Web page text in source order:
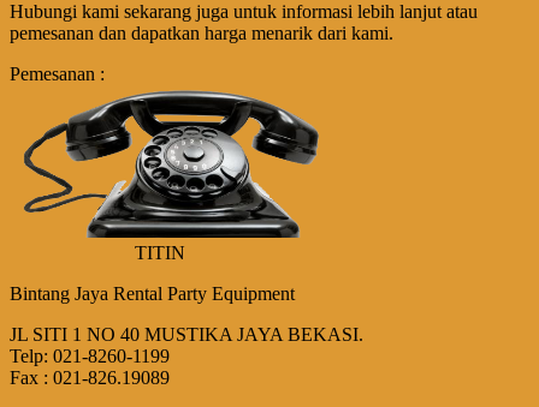
Hubungi kami sekarang juga untuk informasi lebih lanjut atau
pemesanan dan dapatkan harga menarik dari kami.
Pemesanan :
TITIN
Bintang Jaya Rental Party Equipment
JL SITI 1 NO 40 MUSTIKA JAYA BEKASI.
Telp: 021-8260-1199
Fax : 021-826.19089